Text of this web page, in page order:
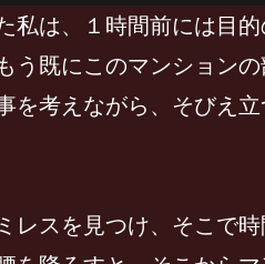
私は、１時間前には目
既にこのマンションの
考えながら、そびえ立
スを見つけ、そこで時